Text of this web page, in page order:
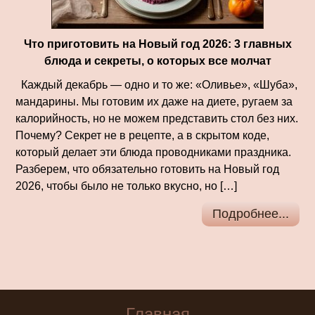
Что приготовить на Новый год 2026: 3 главных
блюда и секреты, о которых все молчат
Каждый декабрь — одно и то же: «Оливье», «Шуба»,
мандарины. Мы готовим их даже на диете, ругаем за
калорийность, но не можем представить стол без них.
Почему? Секрет не в рецепте, а в скрытом коде,
который делает эти блюда проводниками праздника.
Разберем, что обязательно готовить на Новый год
2026, чтобы было не только вкусно, но […]
Подробнее...